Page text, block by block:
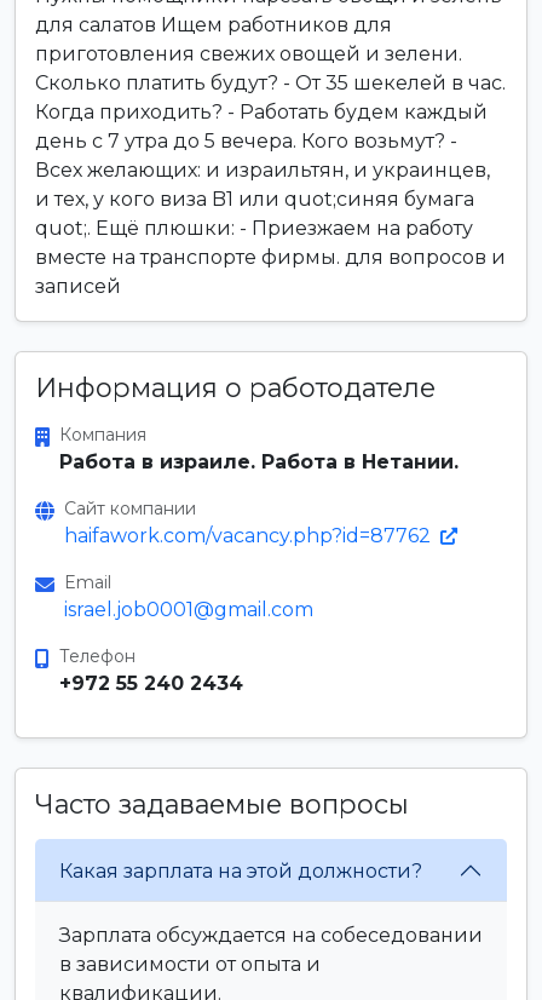
для салатов Ищем работников для
приготовления свежих овощей и зелени.
Сколько платить будут? - От 35 шекелей в час.
Когда приходить? - Работать будем каждый
день с 7 утра до 5 вечера. Кого возьмут? -
Всех желающих: и израильтян, и украинцев,
и тех, у кого виза B1 или quot;синяя бумага
quot;. Ещё плюшки: - Приезжаем на работу
вместе на транспорте фирмы. для вопросов и
записей
Информация о работодателе
Компания
Работа в израиле. Работа в Нетании.
Сайт компании
haifawork.com/vacancy.php?id=87762
Email
israel.job0001@gmail.com
Телефон
+972 55 240 2434
Часто задаваемые вопросы
Какая зарплата на этой должности?
Зарплата обсуждается на собеседовании
в зависимости от опыта и
квалификации.